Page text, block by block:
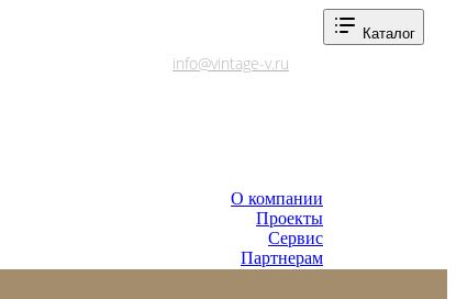
info@vintage-v.ru
О компании
Проекты
Сервис
Партнерам
Каталог